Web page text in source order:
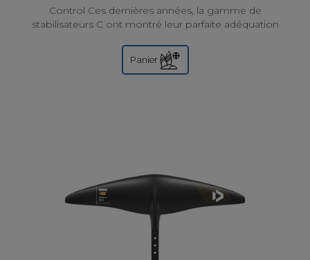
Control Ces dernières années, la gamme de
stabilisateurs C ont montré leur parfaite adéquation
Panier